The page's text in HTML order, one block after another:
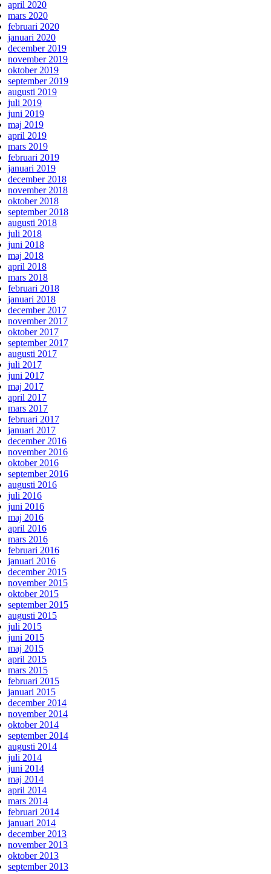
april 2020
mars 2020
februari 2020
januari 2020
december 2019
november 2019
oktober 2019
september 2019
augusti 2019
juli 2019
juni 2019
maj 2019
april 2019
mars 2019
februari 2019
januari 2019
december 2018
november 2018
oktober 2018
september 2018
augusti 2018
juli 2018
juni 2018
maj 2018
april 2018
mars 2018
februari 2018
januari 2018
december 2017
november 2017
oktober 2017
september 2017
augusti 2017
juli 2017
juni 2017
maj 2017
april 2017
mars 2017
februari 2017
januari 2017
december 2016
november 2016
oktober 2016
september 2016
augusti 2016
juli 2016
juni 2016
maj 2016
april 2016
mars 2016
februari 2016
januari 2016
december 2015
november 2015
oktober 2015
september 2015
augusti 2015
juli 2015
juni 2015
maj 2015
april 2015
mars 2015
februari 2015
januari 2015
december 2014
november 2014
oktober 2014
september 2014
augusti 2014
juli 2014
juni 2014
maj 2014
april 2014
mars 2014
februari 2014
januari 2014
december 2013
november 2013
oktober 2013
september 2013